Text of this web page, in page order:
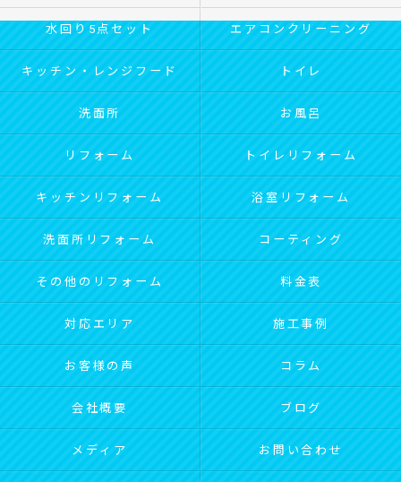
水回り5点セット エアコンクリーニング
キッチン・レンジフード トイレ
洗面所 お風呂
リフォーム トイレリフォーム
キッチンリフォーム 浴室リフォーム
洗面所リフォーム コーティング
その他のリフォーム 料金表
対応エリア 施工事例
お客様の声 コラム
会社概要 ブログ
メディア お問い合わせ